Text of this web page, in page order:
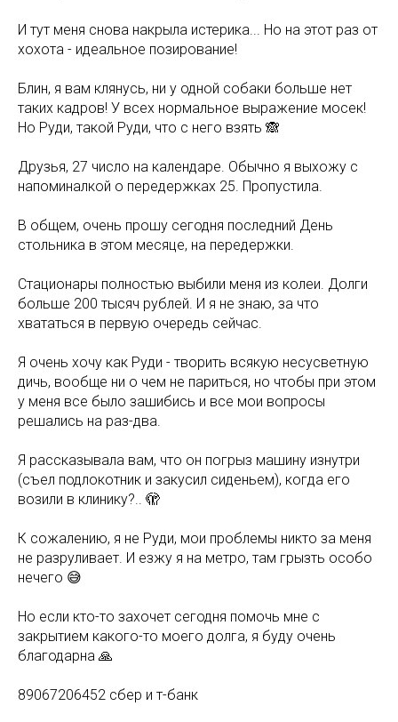
И тут меня снова накрыла истерика... Но на этот раз от
хохота - идеальное позирование!
Блин, я вам клянусь, ни у одной собаки больше нет
таких кадров! У всех нормальное выражение мосек!
Но Руди, такой Руди, что с него взять 🙈
Друзья, 27 число на календаре. Обычно я выхожу с
напоминалкой о передержках 25. Пропустила.
В общем, очень прошу сегодня последний День
стольника в этом месяце, на передержки.
Стационары полностью выбили меня из колеи. Долги
больше 200 тысяч рублей. И я не знаю, за что
хвататься в первую очередь сейчас.
Я очень хочу как Руди - творить всякую несусветную
дичь, вообще ни о чем не париться, но чтобы при этом
у меня все было зашибись и все мои вопросы
решались на раз-два.
Я рассказывала вам, что он погрыз машину изнутри
(съел подлокотник и закусил сиденьем), когда его
возили в клинику?.. 🫣
К сожалению, я не Руди, мои проблемы никто за меня
не разруливает. И езжу я на метро, там грызть особо
нечего 😅
Но если кто-то захочет сегодня помочь мне с
закрытием какого-то моего долга, я буду очень
благодарна 🙏
89067206452 сбер и т-банк